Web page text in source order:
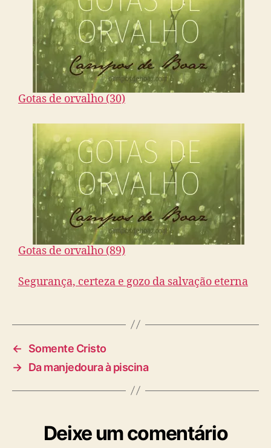
Gotas de orvalho (30)
Gotas de orvalho (89)
Segurança, certeza e gozo da salvação eterna
←
Somente Cristo
→ Da manjedoura à piscina
Deixe um comentário